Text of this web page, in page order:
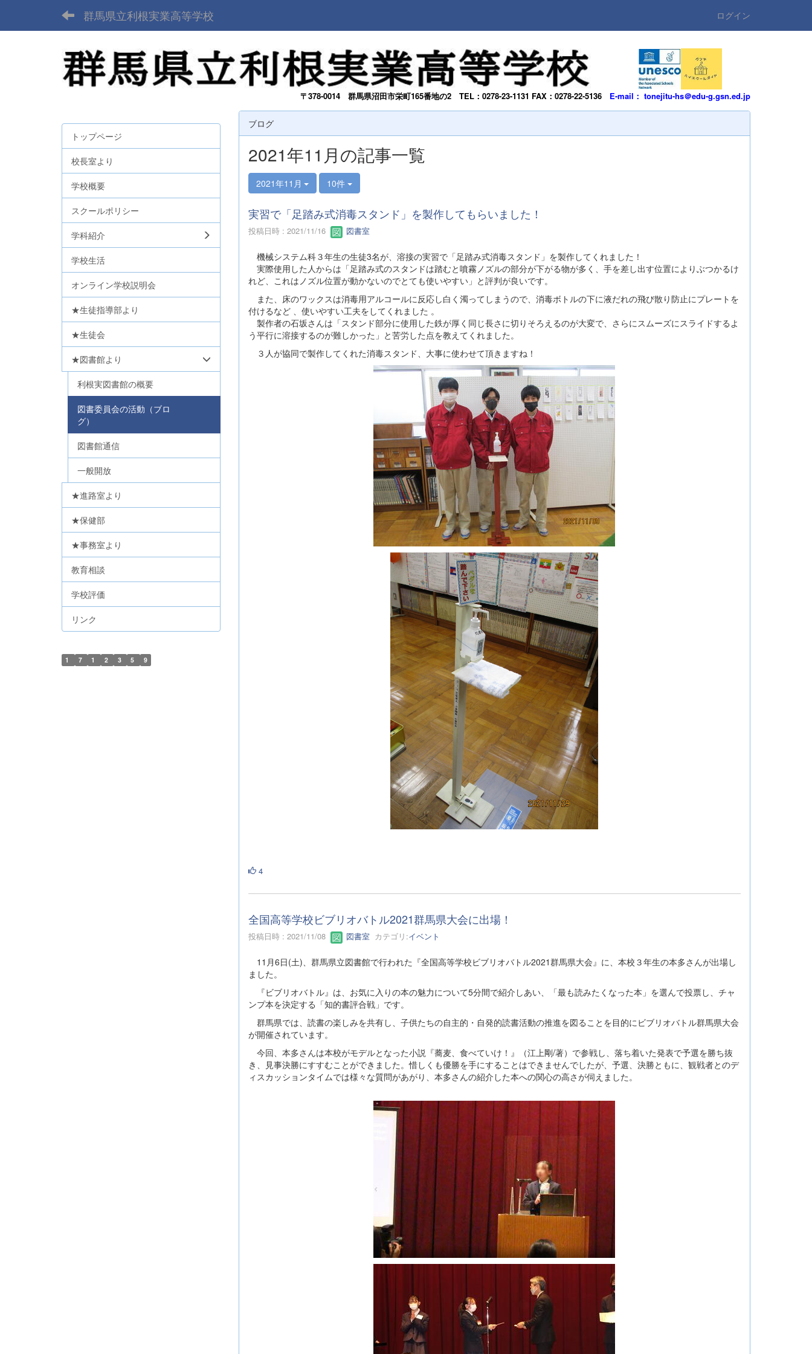
群馬県立利根実業高等学校 ログイン
〒378-0014 群馬県沼田市栄町165番地の2 TEL：0278-23-1131 FAX：0278-22-5136 E-mail： tonejitu-hs＠edu-g.gsn.ed.jp
ブログ
2021年11月の記事一覧
2021年11月 10件
実習で「足踏み式消毒スタンド」を製作してもらいました！
投稿日時 : 2021/11/16 図書室
機械システム科３年生の生徒3名が、溶接の実習で「足踏み式消毒スタンド」を製作してくれました！
実際使用した人からは「足踏み式のスタンドは踏むと噴霧ノズルの部分が下がる物が多く、手を差し出す位置によりぶつかるけ
れど、これはノズル位置が動かないのでとても使いやすい」と評判が良いです。
また、床のワックスは消毒用アルコールに反応し白く濁ってしまうので、消毒ボトルの下に液だれの飛び散り防止にプレートを
付けるなど 、使いやすい工夫をしてくれました 。
製作者の石坂さんは「スタンド部分に使用した鉄が厚く同じ長さに切りそろえるのが大変で、さらにスムーズにスライドするよ
う平行に溶接するのが難しかった」と苦労した点を教えてくれました。
３人が協同で製作してくれた消毒スタンド、大事に使わせて頂きますね！
4
全国高等学校ビブリオバトル2021群馬県大会に出場！
投稿日時 : 2021/11/08 図書室 カテゴリ:イベント
11月6日(土)、群馬県立図書館で行われた『全国高等学校ビブリオバトル2021群馬県大会』に、本校３年生の本多さんが出場し
ました。
『ビブリオバトル』は、お気に入りの本の魅力について5分間で紹介しあい、「最も読みたくなった本」を選んで投票し、チャ
ンプ本を決定する「知的書評合戦」です。
群馬県では、読書の楽しみを共有し、子供たちの自主的・自発的読書活動の推進を図ることを目的にビブリオバトル群馬県大会
が開催されています。
今回、本多さんは本校がモデルとなった小説『蕎麦、食べていけ！』（江上剛/著）で参戦し、落ち着いた発表で予選を勝ち抜
き、見事決勝にすすむことができました。惜しくも優勝を手にすることはできませんでしたが、予選、決勝ともに、観戦者とのデ
ィスカッションタイムでは様々な質問があがり、本多さんの紹介した本への関心の高さが伺えました。
トップページ
校長室より
学校概要
スクールポリシー
学科紹介
学校生活
オンライン学校説明会
★生徒指導部より
★生徒会
★図書館より
利根実図書館の概要
図書委員会の活動（ブロ
グ）
図書館通信
一般開放
★進路室より
★保健部
★事務室より
教育相談
学校評価
リンク
1 7 1 2 3 5 9